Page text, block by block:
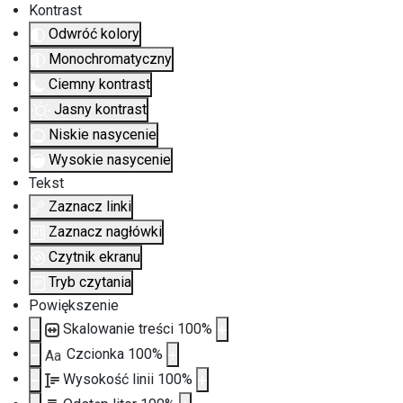
Kontrast
Odwróć kolory
Monochromatyczny
Ciemny kontrast
Jasny kontrast
Niskie nasycenie
Wysokie nasycenie
Tekst
Zaznacz linki
Zaznacz nagłówki
Czytnik ekranu
Tryb czytania
Powiększenie
Skalowanie treści 100%
Aa Czcionka 100%
Wysokość linii 100%